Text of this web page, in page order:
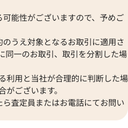
能性がございますので、予めご
うえ対象となるお取引に適用さ
同一のお取引、取引を分割した場
利用と当社が合理的に判断した場
ございます。
査定員またはお電話にてお問い